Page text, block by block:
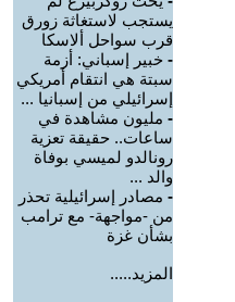
يستجب لاستغاثة زورق
قرب سواحل ألاسكا
- خبير إسباني: أزمة
سبتة هي انتقام أمريكي
إسرائيلي من إسبانيا ...
- مليون مشاهدة في
ساعات.. حقيقة تعزية
رونالدو لميسي بوفاة
والد ...
- مصادر إسرائيلية تحذر
من -مواجهة- مع ترامب
بشأن غزة
المزيد.....